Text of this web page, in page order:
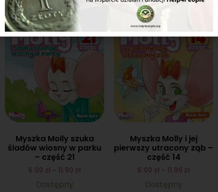
Inne z serii...
Myszka Molly szuka
śladów wiosny w parku
– część 21
6.00 zł – 11.90 zł
Dostępny
Myszka Molly i jej
pierwszy utracony ząb –
część 14
6.00 zł – 11.90 zł
Dostępny